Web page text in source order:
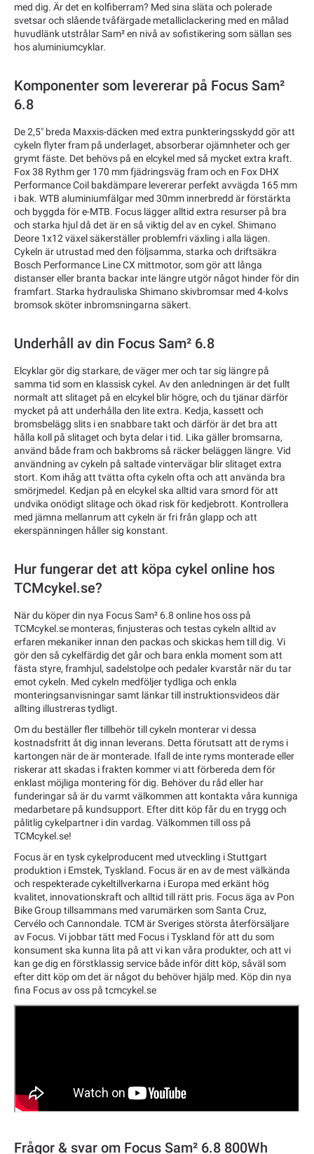
med dig. Är det en kolfiberram? Med sina släta och polerade
svetsar och slående tvåfärgade metalliclackering med en målad
huvudlänk utstrålar Sam² en nivå av sofistikering som sällan ses
hos aluminiumcyklar.
Komponenter som levererar på Focus Sam²
6.8
De 2,5" breda Maxxis-däcken med extra punkteringsskydd gör att
cykeln flyter fram på underlaget, absorberar ojämnheter och ger
grymt fäste. Det behövs på en elcykel med så mycket extra kraft.
Fox 38 Rythm ger 170 mm fjädringsväg fram och en Fox DHX
Performance Coil bakdämpare levererar perfekt avvägda 165 mm
i bak. WTB aluminiumfälgar med 30mm innerbredd är förstärkta
och byggda för e-MTB. Focus lägger alltid extra resurser på bra
och starka hjul då det är en så viktig del av en cykel. Shimano
Deore 1x12 växel säkerställer problemfri växling i alla lägen.
Cykeln är utrustad med den följsamma, starka och driftsäkra
Bosch Performance Line CX mittmotor, som gör att långa
distanser eller branta backar inte längre utgör något hinder för din
framfart. Starka hydrauliska Shimano skivbromsar med 4-kolvs
bromsok sköter inbromsningarna säkert.
Underhåll av din Focus Sam² 6.8
Elcyklar gör dig starkare, de väger mer och tar sig längre på
samma tid som en klassisk cykel. Av den anledningen är det fullt
normalt att slitaget på en elcykel blir högre, och du tjänar därför
mycket på att underhålla den lite extra. Kedja, kassett och
bromsbelägg slits i en snabbare takt och därför är det bra att
hålla koll på slitaget och byta delar i tid. Lika gäller bromsarna,
använd både fram och bakbroms så räcker beläggen längre. Vid
användning av cykeln på saltade vintervägar blir slitaget extra
stort. Kom ihåg att tvätta ofta cykeln ofta och att använda bra
smörjmedel. Kedjan på en elcykel ska alltid vara smord för att
undvika onödigt slitage och ökad risk för kedjebrott. Kontrollera
med jämna mellanrum att cykeln är fri från glapp och att
ekerspänningen håller sig konstant.
Hur fungerar det att köpa cykel online hos
TCMcykel.se?
När du köper din nya Focus Sam² 6.8 online hos oss på
TCMcykel.se monteras, finjusteras och testas cykeln alltid av
erfaren mekaniker innan den packas och skickas hem till dig. Vi
gör den så cykelfärdig det går och bara enkla moment som att
fästa styre, framhjul, sadelstolpe och pedaler kvarstår när du tar
emot cykeln. Med cykeln medföljer tydliga och enkla
monteringsanvisningar samt länkar till instruktionsvideos där
allting illustreras tydligt.
Om du beställer fler tillbehör till cykeln monterar vi dessa
kostnadsfritt åt dig innan leverans. Detta förutsatt att de ryms i
kartongen när de är monterade. Ifall de inte ryms monterade eller
riskerar att skadas i frakten kommer vi att förbereda dem för
enklast möjliga montering för dig. Behöver du råd eller har
funderingar så är du varmt välkommen att kontakta våra kunniga
medarbetare på kundsupport. Efter ditt köp får du en trygg och
pålitlig cykelpartner i din vardag. Välkommen till oss på
TCMcykel.se!
Focus är en tysk cykelproducent med utveckling i Stuttgart
produktion i Emstek, Tyskland. Focus är en av de mest välkända
och respekterade cykeltillverkarna i Europa med erkänt hög
kvalitet, innovationskraft och alltid till rätt pris. Focus äga av Pon
Bike Group tillsammans med varumärken som Santa Cruz,
Cervélo och Cannondale. TCM är Sveriges största återförsäljare
av Focus. Vi jobbar tätt med Focus i Tyskland för att du som
konsument ska kunna lita på att vi kan våra produkter, och att vi
kan ge dig en förstklassig service både inför ditt köp, såväl som
efter ditt köp om det är något du behöver hjälp med. Köp din nya
fina Focus av oss på tcmcykel.se
Frågor & svar om Focus Sam² 6.8 800Wh